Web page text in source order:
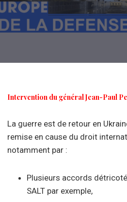
Intervention du général Jean-Paul
La guerre est de retour en
remise en cause du droit
notamment par :
Plusieurs accords
SALT par exemple,